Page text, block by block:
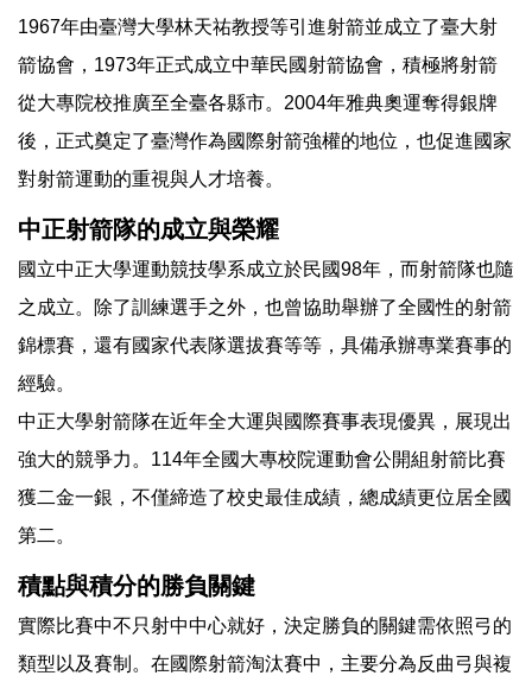
1967年由臺灣大學林天祐教授等引進射箭並成立了臺大射
箭協會，1973年正式成立中華民國射箭協會，積極將射箭
從大專院校推廣至全臺各縣市。2004年雅典奧運奪得銀牌
後，正式奠定了臺灣作為國際射箭強權的地位，也促進國家
對射箭運動的重視與人才培養。
中正射箭隊的成立與榮耀
國立中正大學運動競技學系成立於民國98年，而射箭隊也隨
之成立。除了訓練選手之外，也曾協助舉辦了全國性的射箭
錦標賽，還有國家代表隊選拔賽等等，具備承辦專業賽事的
經驗。
中正大學射箭隊在近年全大運與國際賽事表現優異，展現出
強大的競爭力。114年全國大專校院運動會公開組射箭比賽
獲二金一銀，不僅締造了校史最佳成績，總成績更位居全國
第二。
積點與積分的勝負關鍵
實際比賽中不只射中中心就好，決定勝負的關鍵需依照弓的
類型以及賽制。在國際射箭淘汰賽中，主要分為反曲弓與複